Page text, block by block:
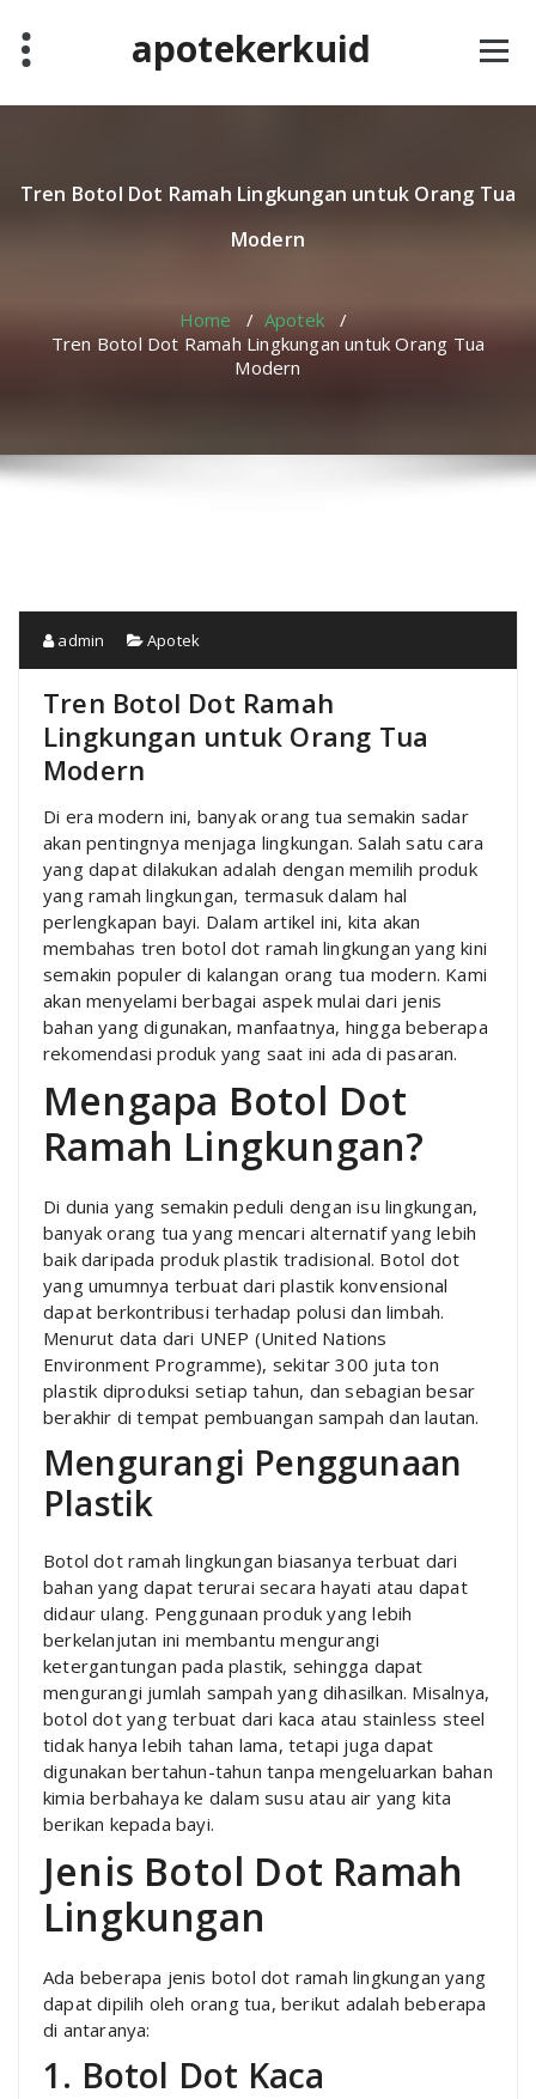
content
apotekerkuid
Tren Botol Dot Ramah Lingkungan untuk Orang Tua
Modern
Home / Apotek /
Tren Botol Dot Ramah Lingkungan untuk Orang Tua
Modern
admin Apotek
Tren Botol Dot Ramah
Lingkungan untuk Orang Tua
Modern
Di era modern ini, banyak orang tua semakin sadar
akan pentingnya menjaga lingkungan. Salah satu cara
yang dapat dilakukan adalah dengan memilih produk
yang ramah lingkungan, termasuk dalam hal
perlengkapan bayi. Dalam artikel ini, kita akan
membahas tren botol dot ramah lingkungan yang kini
semakin populer di kalangan orang tua modern. Kami
akan menyelami berbagai aspek mulai dari jenis
bahan yang digunakan, manfaatnya, hingga beberapa
rekomendasi produk yang saat ini ada di pasaran.
Mengapa Botol Dot
Ramah Lingkungan?
Di dunia yang semakin peduli dengan isu lingkungan,
banyak orang tua yang mencari alternatif yang lebih
baik daripada produk plastik tradisional. Botol dot
yang umumnya terbuat dari plastik konvensional
dapat berkontribusi terhadap polusi dan limbah.
Menurut data dari UNEP (United Nations
Environment Programme), sekitar 300 juta ton
plastik diproduksi setiap tahun, dan sebagian besar
berakhir di tempat pembuangan sampah dan lautan.
Mengurangi Penggunaan
Plastik
Botol dot ramah lingkungan biasanya terbuat dari
bahan yang dapat terurai secara hayati atau dapat
didaur ulang. Penggunaan produk yang lebih
berkelanjutan ini membantu mengurangi
ketergantungan pada plastik, sehingga dapat
mengurangi jumlah sampah yang dihasilkan. Misalnya,
botol dot yang terbuat dari kaca atau stainless steel
tidak hanya lebih tahan lama, tetapi juga dapat
digunakan bertahun-tahun tanpa mengeluarkan bahan
kimia berbahaya ke dalam susu atau air yang kita
berikan kepada bayi.
Jenis Botol Dot Ramah
Lingkungan
Ada beberapa jenis botol dot ramah lingkungan yang
dapat dipilih oleh orang tua, berikut adalah beberapa
di antaranya:
1. Botol Dot Kaca